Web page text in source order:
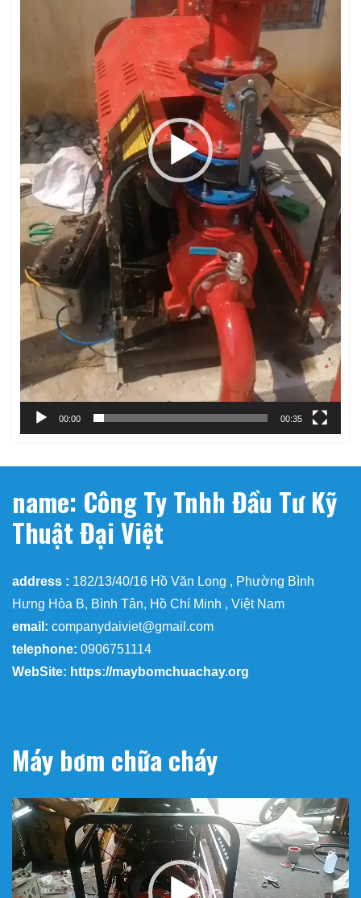
00:00 00:35
name: Công Ty Tnhh Đầu Tư Kỹ
Thuật Đại Việt
address : 182/13/40/16 Hồ Văn Long , Phường Bình
Hưng Hòa B, Bình Tân, Hồ Chí Minh , Việt Nam
email: companydaiviet@gmail.com
telephone: 0906751114
WebSite: https://maybomchuachay.org
Máy bơm chữa cháy
Trình
chơi
Video